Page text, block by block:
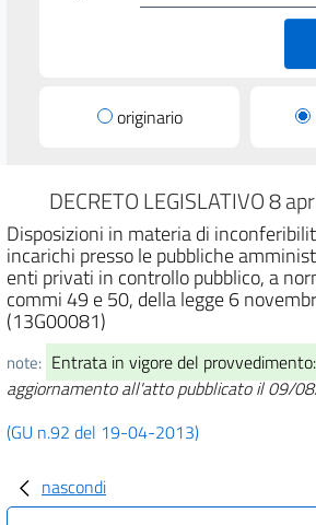
originario
DECRETO LEGISLATIVO 8
Disposizioni in materia di
incarichi presso le pubbliche
enti privati in controllo pubblico, a
commi 49 e 50, della legge 6
(13G00081)
note: Entrata in vigore del
aggiornamento all'atto pubblicato il 09/
(GU n.92 del 19-04-2013)
nascondi